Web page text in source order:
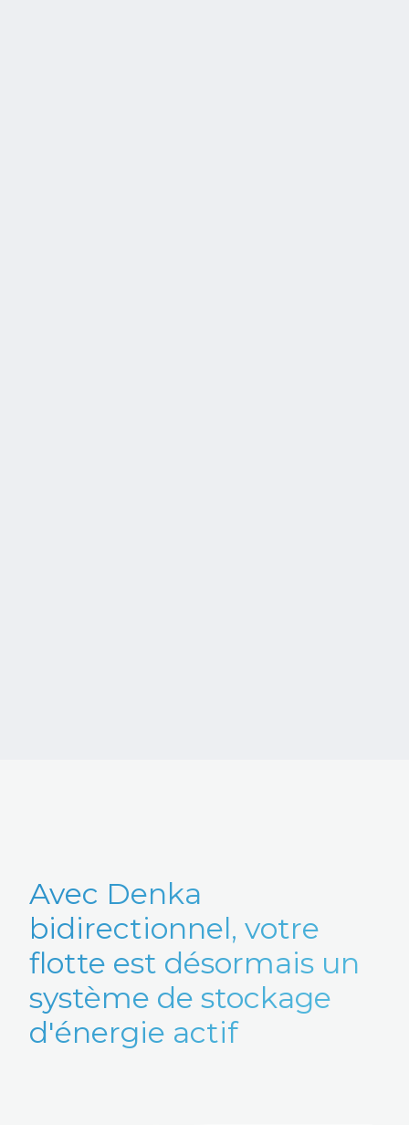
Avec Denka
bidirectionnel, votre
flotte est désormais un
système de stockage
d'énergie actif